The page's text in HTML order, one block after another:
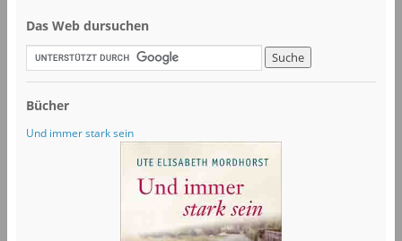
Das Web dursuchen
Bücher
Und immer stark sein